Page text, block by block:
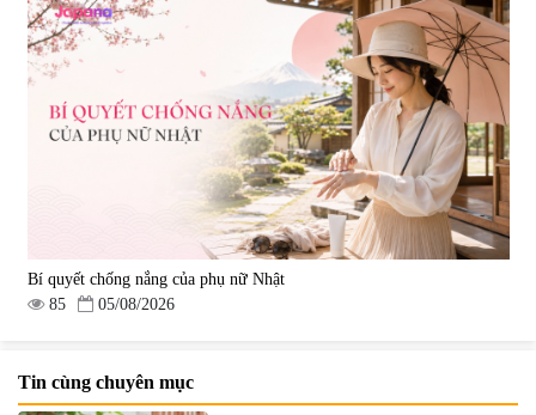
Bí quyết chống nắng của phụ nữ Nhật
85
05/08/2026
Tin cùng chuyên mục